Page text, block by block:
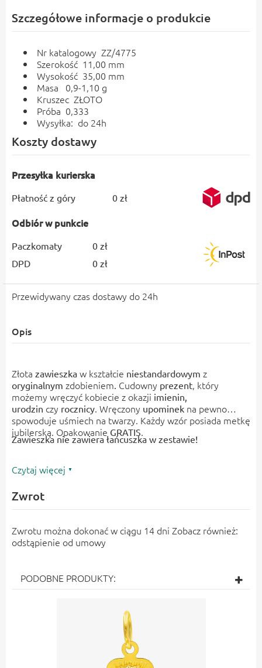
Szczegółowe informacje o produkcie
Nr katalogowy ZZ/4775
Szerokość 11,00 mm
Wysokość 35,00 mm
Masa 0,9-1,10 g
Kruszec ZŁOTO
Próba 0,333
Wysyłka: do 24h
Koszty dostawy
Przesyłka kurierska
Płatność z góry 0 zł
Odbiór w punkcie
Paczkomaty
0 zł
DPD
0 zł
Przewidywany czas dostawy do 24h
Opis
Złota zawieszkaw kształcie niestandardowym z
oryginalnym zdobieniem. Cudowny prezent, który
możemy wręczyć kobiecie z okazji imienin,
urodzin czy rocznicy. Wręczony upominekna pewno
spowoduje uśmiech na twarzy. Każdy wzór posiada metkę
jubilerską. Opakowanie GRATIS.
Zawieszka nie zawiera łańcuszka w zestawie!
Czytaj więcej
Zwrot
Zwrotu można dokonać w ciągu 14 dni Zobacz również:
odstąpienie od umowy
PODOBNE PRODUKTY: